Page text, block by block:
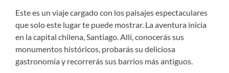
Este es un viaje cargado con los paisajes espectaculares
que solo este lugar te puede mostrar. La aventura inicia
en la capital chilena, Santiago. Allí, conocerás sus
monumentos históricos, probarás su deliciosa
gastronomía y recorrerás sus barrios más antiguos.